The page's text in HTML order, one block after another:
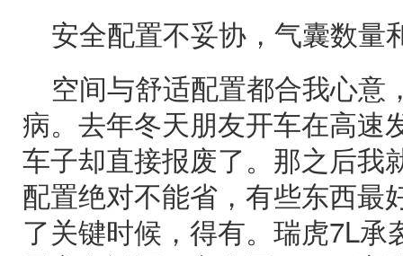
安全配置不妥协，气囊数量
空间与舒适配置都合我心意
病。去年冬天朋友开车在高速
车子却直接报废了。那之后我
配置绝对不能省，有些东西最
了关键时候，得有。瑞虎7L承